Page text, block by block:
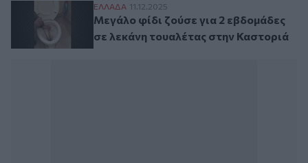
Μεγάλο φίδι ζούσε για 2 εβδομάδες σε
ΕΛΛAΔΑ 11.12.2025
Μεγάλο φίδι ζούσε για 2 εβδομάδες
σε λεκάνη τουαλέτας στην Καστοριά